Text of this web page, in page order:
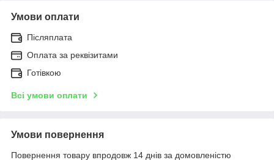
Умови оплати
Післяплата
Оплата за реквізитами
Готівкою
Всі умови оплати
Умови повернення
Повернення товару впродовж 14 днів за домовленістю